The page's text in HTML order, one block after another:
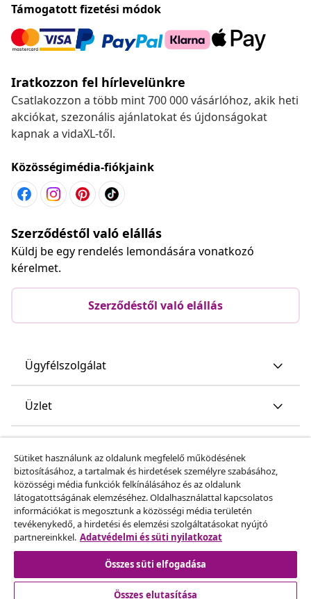
Támogatott fizetési módok
Iratkozzon fel hírlevelünkre
Csatlakozzon a több mint 700 000 vásárlóhoz, akik heti
akciókat, szezonális ajánlatokat és újdonságokat
kapnak a vidaXL-től.
Közösségimédia-fiókjaink
Szerződéstől való elállás
Küldj be egy rendelés lemondására vonatkozó
kérelmet.
Szerződéstől való elállás
Ügyfélszolgálat
Üzlet
Fedezz fel többet
Sütiket használunk az oldalunk megfelelő működésének
biztosításához, a tartalmak és hirdetések személyre szabásához,
közösségi média funkciók felkínálásához és az oldalunk
látogatottságának elemzéséhez. Oldalhasználattal kapcsolatos
információkat is megosztunk a közösségi média területén
tevékenykedő, a hirdetési és elemzési szolgáltatásokat nyújtó
partnereinkkel. Adatvédelmi és süti nyilatkozat
Összes süti elfogadása
Összes elutasítása